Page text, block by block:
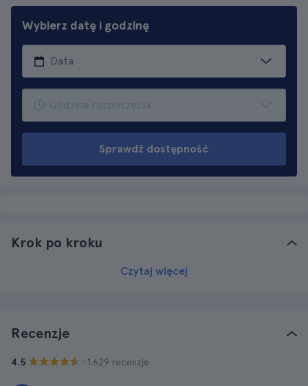
Wybierz datę i godzinę
Sprawdź dostępność
Krok po kroku
Czytaj więcej
Recenzje
4.5 · 1.629 recenzje